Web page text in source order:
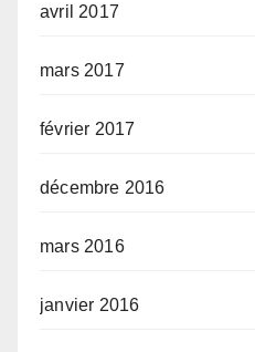
avril 2017
mars 2017
février 2017
décembre 2016
mars 2016
janvier 2016